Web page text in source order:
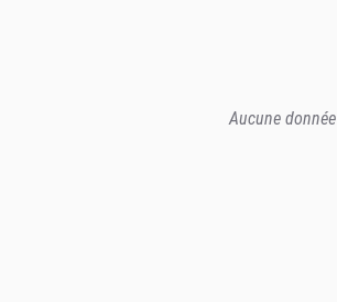
Aucune donnée